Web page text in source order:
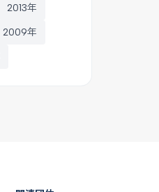
2013年
2009年